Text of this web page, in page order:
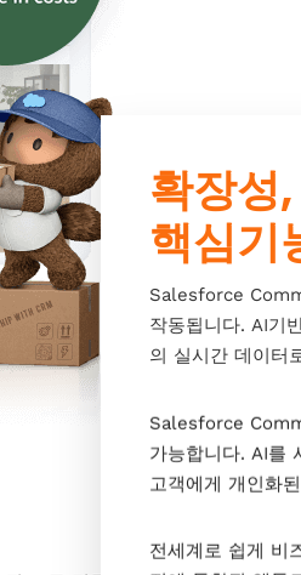
확장성
핵심기
Salesforce
작동됩니다. AI기
의 실시간 데이터
Salesforce
가능합니다. AI를
고객에게 개인화
전세계로 쉽게 비